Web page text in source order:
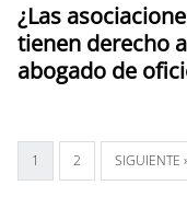
¿Las
tienen derecho a
abogado de
1 2 SIGUIENTE